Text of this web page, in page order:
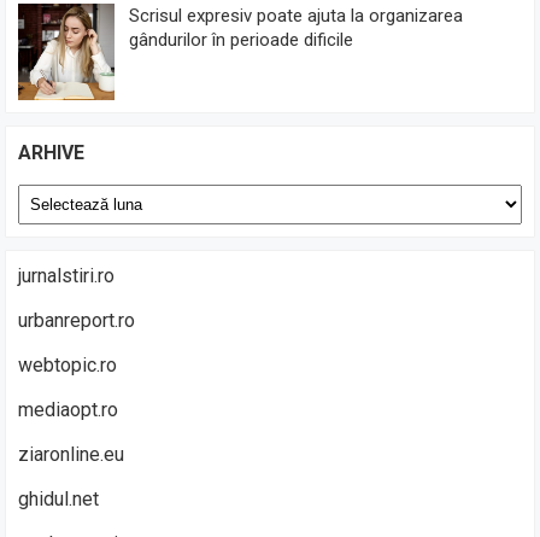
Scrisul expresiv poate ajuta la organizarea
gândurilor în perioade dificile
ARHIVE
Arhive
jurnalstiri.ro
urbanreport.ro
webtopic.ro
mediaopt.ro
ziaronline.eu
ghidul.net